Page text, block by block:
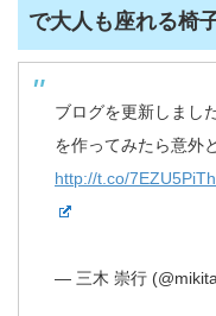
で大人も座れる椅
ブログを更新しまし
を作ってみたら意外
http://t.co/
— 三木 崇行